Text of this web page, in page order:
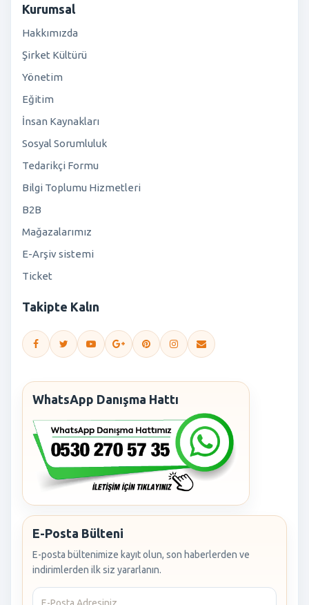
Kurumsal
Hakkımızda
Şirket Kültürü
Yönetim
Eğitim
İnsan Kaynakları
Sosyal Sorumluluk
Tedarikçi Formu
Bilgi Toplumu Hizmetleri
B2B
Mağazalarımız
E-Arşiv sistemi
Ticket
Takipte Kalın
WhatsApp Danışma Hattı
E-Posta Bülteni
E-posta bültenimize kayıt olun, son haberlerden ve
indirimlerden ilk siz yararlanın.